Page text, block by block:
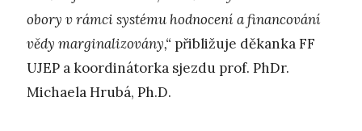
obory v rámci systému hodnocení a financování
vědy marginalizovány,“ přibližuje děkanka FF
UJEP a koordinátorka sjezdu prof. PhDr.
Michaela Hrubá, Ph.D.